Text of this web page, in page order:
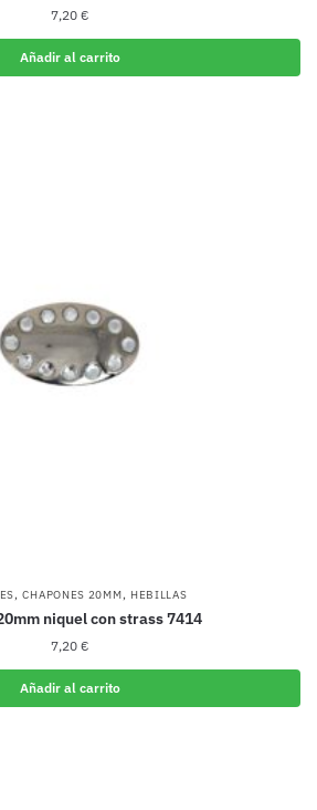
7,20 €
Añadir al carrito
,CHAPONES 20MM, HEBILLAS
niquel con strass 7414
7,20 €
Añadir al carrito